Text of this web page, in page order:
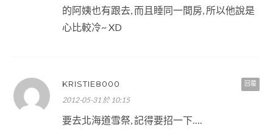
的阿姨也有跟去, 而且睡同一間房, 所以他說是
心比較冷~ XD
回覆
KRISTIE8000
2012-05-31 於 10:15
要去北海道雪祭, 記得要招一下….